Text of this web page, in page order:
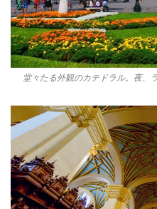
堂々たる外観のカテドラル。夜、